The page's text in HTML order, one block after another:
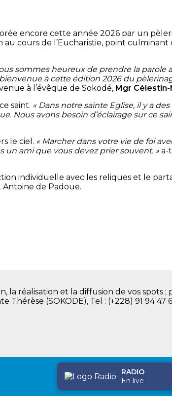
encore cette année 2026 par un
cours de l’Eucharistie, point
sommes heureux de prendre la
à cette édition 2026 du
à l’évêque de Sokodé, Mgr Célestin-
saint. « Dans notre sainte Eglise, il y a
Nous avons besoin d’éclairage sur ce
le ciel. « Marcher dans votre vie de foi
un ami que vous devez prier souvent. » a-
individuelle avec les reliques et le
Antoine de Padoue.
réalisation et la diffusion de vos spots ;
Thérèse (SOKODE), Tel : (+228) 91 94 47
RADIO
En live